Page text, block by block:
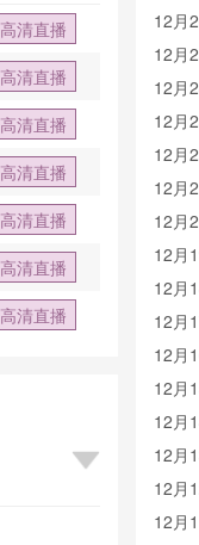
高清直播
高清直播
高清直播
高清直播
高清直播
高清直播
高清直播
像
12月
像
12月
篮 全
12月
12月
12月
12月
12月
12月
音 全
12月
12月
录像
12月
12月
12月
12月
回放
12月
12月